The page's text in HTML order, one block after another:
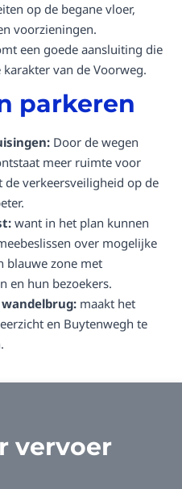
op de begane vloer,
voorzieningen.
een goede aansluiting die
van de Voorweg.
parkeren
Door de wegen
meer ruimte voor
verkeersveiligheid op de
want in het plan kunnen
over mogelijke
blauwe zone met
en hun bezoekers.
maakt het
en Buytenwegh te
vervoer